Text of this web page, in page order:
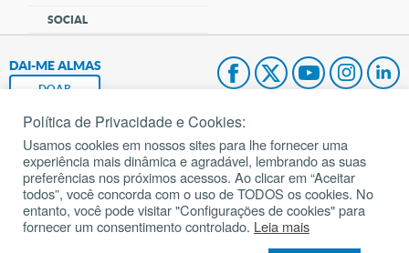
SOCIAL
DAI-ME ALMAS
DOAR
Fundação João Paulo II
Pedido de Oração
Mapa do site
Política de Privacidade e Cookies:
Usamos cookies em nossos sites para lhe fornecer uma
experiência mais dinâmica e agradável, lembrando as suas
preferências nos próximos acessos. Ao clicar em “Aceitar
todos”, você concorda com o uso de TODOS os cookies. No
entanto, você pode visitar "Configurações de cookies" para
fornecer um consentimento controlado. Leia mais